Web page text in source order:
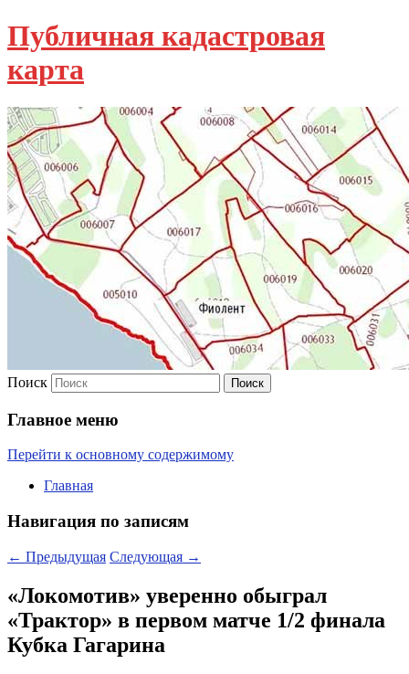
Публичная кадастровая
карта
Поиск
Главное меню
Перейти к основному содержимому
Главная
Навигация по записям
← Предыдущая Следующая →
«Локомотив» уверенно обыграл
«Трактор» в первом матче 1/2 финала
Кубка Гагарина